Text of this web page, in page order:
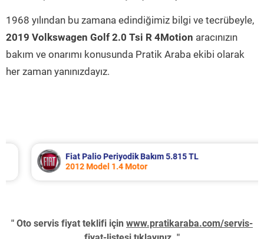
1968 yılından bu zamana edindiğimiz bilgi ve tecrübeyle,
2019 Volkswagen Golf 2.0 Tsi R 4Motion aracınızın
bakım ve onarımı konusunda Pratik Araba ekibi olarak
her zaman yanınızdayız.
Fiat Palio Periyodik Bakım 5.815 TL
2012 Model 1.4 Motor
" Oto servis fiyat teklifi için www.pratikaraba.com/servis-